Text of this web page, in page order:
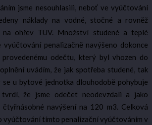
jsme nesouhlasili, neboť ve vyúčtování
náklady na vodné, stočné a rovněž
na ohřev TUV. Množství studené a teplé
penalizačně navýšeno dokonce
odečtu, který byl vhozen do
uvádím, že jak spotřeba studené, tak
u bytové jednotka dlouhodobě pohybuje
že jsme odečet neodevzdali a jako
navýšení na 120 m3. Celková
vyúčtování tímto penalizační vyúčtováním v